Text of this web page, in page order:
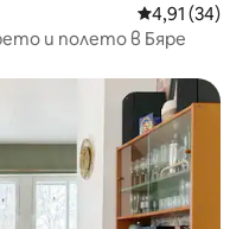
Средна
4,91 (34)
и полето в Бяре